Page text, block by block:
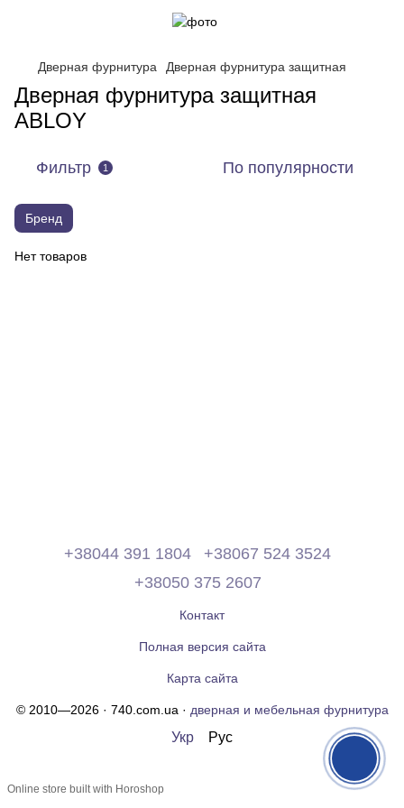
Дверная фурнитура Дверная фурнитура защитная
Дверная фурнитура защитная
ABLOY
Фильтр 1 По популярности
Бренд
Нет товаров
+38044 391 1804
+38067 524 3524
+38050 375 2607
Контакт
Полная версия сайта
Карта сайта
© 2010—2026 · 740.com.ua · дверная и мебельная фурнитура
Укр Рус
Online store built with Horoshop